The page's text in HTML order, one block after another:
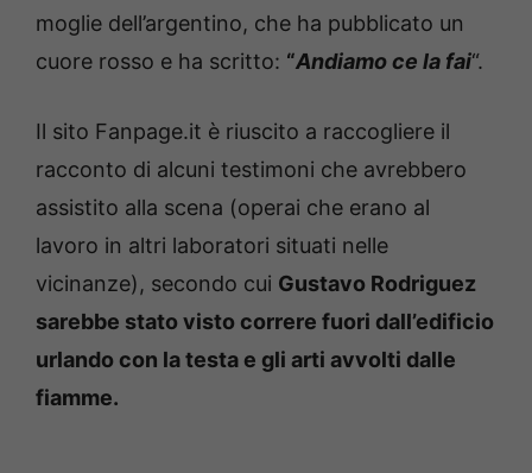
moglie dell’argentino, che ha pubblicato un
cuore rosso e ha scritto: “Andiamo ce la fai“.
Il sito Fanpage.it è riuscito a raccogliere il
racconto di alcuni testimoni che avrebbero
assistito alla scena (operai che erano al
lavoro in altri laboratori situati nelle
vicinanze), secondo cui Gustavo Rodriguez
sarebbe stato visto correre fuori dall’edificio
urlando con la testa e gli arti avvolti dalle
fiamme.